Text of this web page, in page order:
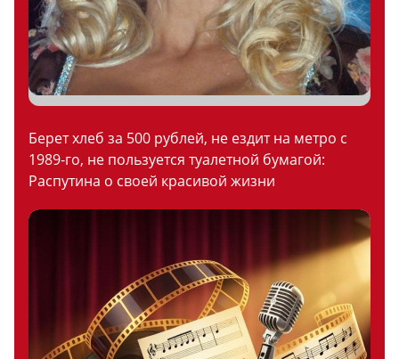
Берет хлеб за 500 рублей, не ездит на метро с
1989-го, не пользуется туалетной бумагой:
Распутина о своей красивой жизни